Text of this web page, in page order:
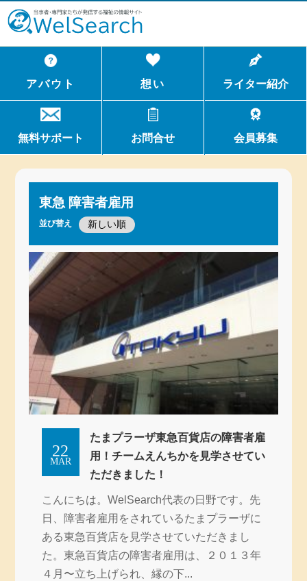
WelSerch
アバウト 想い ライター紹介
無料サポート お問合せ 会員募集
東急 障害者雇用
並び替え
MAR
22
たまプラーザ東急百貨店の障害者雇
用！チームえんちかを見学させてい
ただきました！
こんにちは。WelSearch代表の日野です。先
日、障害者雇用をされているたまプラーザに
ある東急百貨店を見学させていただきまし
た。東急百貨店の障害者雇用は、２０１３年
４月〜立ち上げられ、縁の下...